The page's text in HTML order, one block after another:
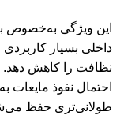
این ویژگی به‌خصوص
داخلی بسیار
نظافت را کاهش دهد.
احتمال نفوذ
طولانی‌تری حفظ